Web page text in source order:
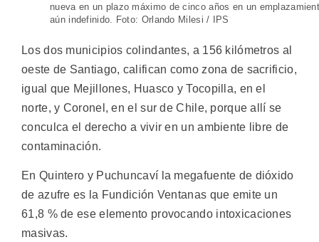
nueva en un plazo máximo de cinco años en un
aún indefinido. Foto: Orlando Milesi / IPS
Los dos municipios colindantes, a 156 kilómetros al
oeste de Santiago, califican como zona de sacrificio,
igual que Mejillones, Huasco y Tocopilla, en el
norte, y Coronel, en el sur de Chile, porque allí se
conculca el derecho a vivir en un ambiente libre de
contaminación.
En Quintero y Puchuncaví la megafuente de dióxido
de azufre es la Fundición Ventanas que emite un
61,8 % de ese elemento provocando intoxicaciones
masivas.